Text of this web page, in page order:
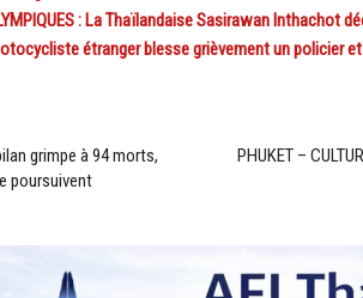
: La Thaïlandaise Sasirawan Inthachot
étranger blesse grièvement un policier
grimpe à 94 morts,
poursuivent
PHUKET –